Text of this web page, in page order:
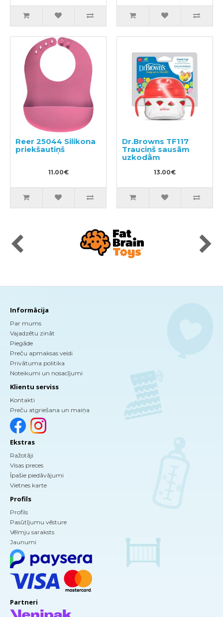
Reer 25044 Silikona
priekšautiņš
11.00€
Dr.Browns TF117
Trauciņš sausām
uzkodām
13.00€
Informācija
Par mums
Vajadzētu zināt
Piegāde
Preču apmaksas veidi
Privātuma politika
Noteikumi un nosacījumi
Klientu serviss
Kontakti
Preču atgriešana un maiņa
Ekstras
Ražotāji
Visas preces
Īpašie piedāvājumi
Vietnes karte
Profils
Profils
Pasūtījumu vēsture
Vēlmju saraksts
Jaunumi
Partneri